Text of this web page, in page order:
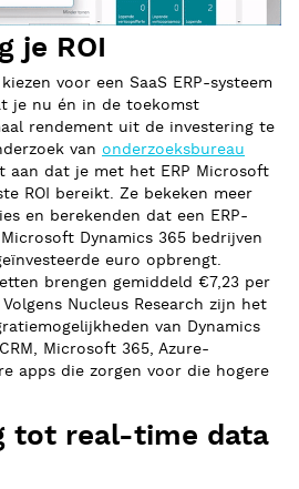
ROI
voor een SaaS ERP-systeem
je nu én in de toekomst
rendement uit de investering te
van onderzoeksbureau
aan dat je met het ERP Microsoft
ROI bereikt. Ze bekeken meer
en berekenden dat een ERP-
Dynamics 365 bedrijven
euro opbrengt.
brengen gemiddeld €7,23 per
Nucleus Research zijn het
van Dynamics
Microsoft 365, Azure-
apps die zorgen voor die hogere
real-time data